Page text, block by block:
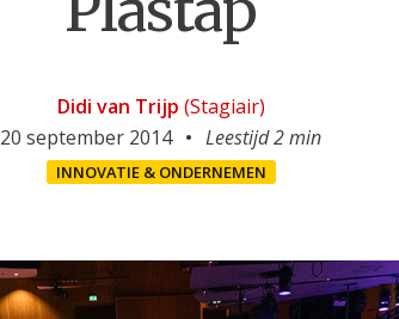
Didi van Trijp (Stagiair)
20 september 2014
Leestijd 2 min
INNOVATIE & ONDERNEMEN